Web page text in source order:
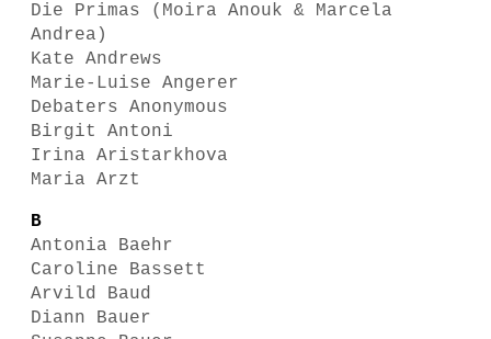
Die Primas (Moira Anouk & Marcela
Andrea)
Kate Andrews
Marie-Luise Angerer
Debaters Anonymous
Birgit Antoni
Irina Aristarkhova
Maria Arzt
B
Antonia Baehr
Caroline Bassett
Arvild Baud
Diann Bauer